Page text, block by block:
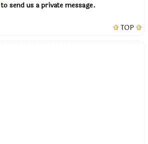
to send us a private message.
TOP